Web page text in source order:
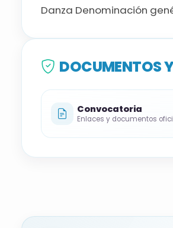
Danza Denominación
DOCUMENTOS
Convocatoria
Enlaces y documentos